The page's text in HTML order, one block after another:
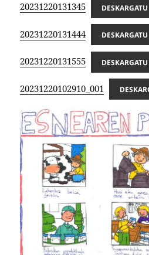
20231220131345 DESKARGATU
20231220131444 DESKARGATU
20231220131555 DESKARGATU
20231220102910_001